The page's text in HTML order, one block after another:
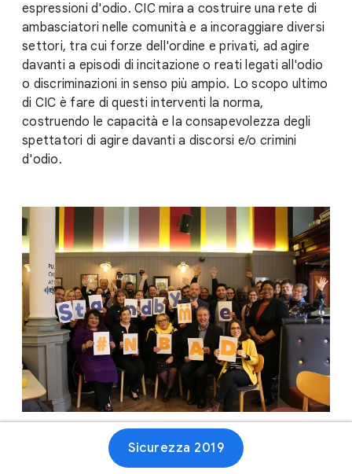
espressioni d'odio. CIC mira a costruire una rete di
ambasciatori nelle comunità e a incoraggiare diversi
settori, tra cui forze dell'ordine e privati, ad agire
davanti a episodi di incitazione o reati legati all'odio
o discriminazioni in senso più ampio. Lo scopo ultimo
di CIC è fare di questi interventi la norma,
costruendo le capacità e la consapevolezza degli
spettatori di agire davanti a discorsi e/o crimini
d'odio.
Sicurezza 2019